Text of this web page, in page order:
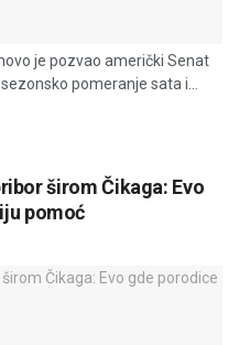
je pozvao američki Senat
pomeranje sata i...
širom Čikaga: Evo
pomoć